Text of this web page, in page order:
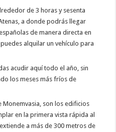
de 3 horas y sesenta
a donde podrás llegar
de manera directa en
alquilar un vehículo para
acudir aquí todo el año, sin
los meses más fríos de
Monemvasia, son los edificios
en la primera vista rápida al
a más de 300 metros de